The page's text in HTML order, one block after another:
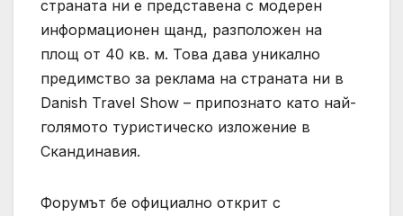
страната ни е представена с модерен
информационен щанд, разположен на
площ от 40 кв. м. Това дава уникално
предимство за реклама на страната ни в
Danish Travel Show – припознато като най-
голямото туристическо изложение в
Скандинавия.
Форумът бе официално открит с